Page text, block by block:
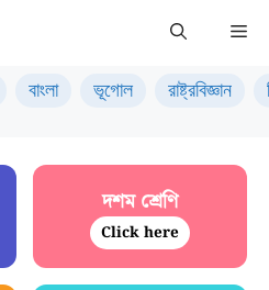
বাংলা ভূগোল রাষ্ট্রবিজ্ঞান
দশম শ্রেণি
Click here